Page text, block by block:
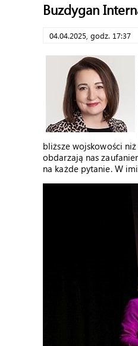
Buzdygan
04.04.2025, godz. 17:37
bliższe wojskowości
obdarzają nas
na każde pytanie. W